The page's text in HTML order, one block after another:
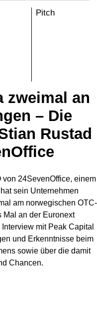
Pitch
zweimal an
– Die
Rustad
von 24SevenOffice, einem
sein Unternehmen
am norwegischen OTC-
Mal an der Euronext
mit Peak Capital
und Erkenntnisse beim
sowie über die damit
Chancen.